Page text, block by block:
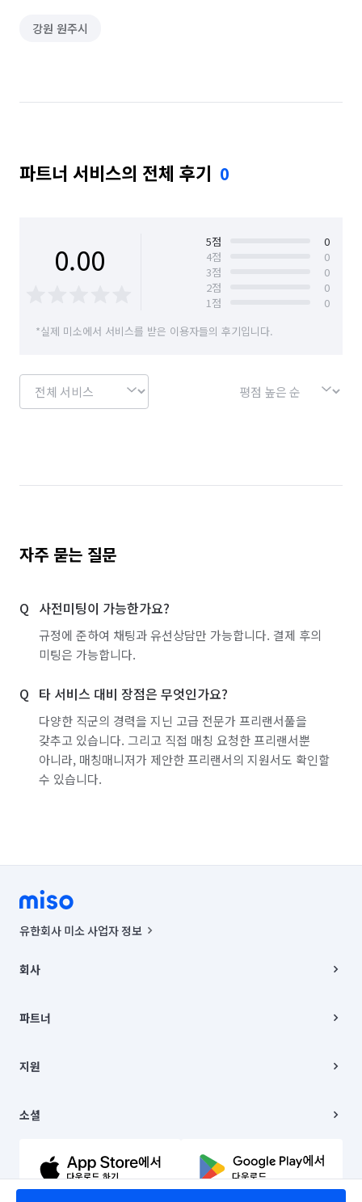
강원 원주시
파트너 서비스의 전체 후기 0
0.00 5점
0
4점
0
3점
0
2점
0
1점
0
*실제 미소에서 서비스를 받은 이용자들의 후기입니다.
자주 묻는 질문
사전미팅이 가능한가요?
규정에 준하여 채팅과 유선상담만 가능합니다. 결제 후의
미팅은 가능합니다.
타 서비스 대비 장점은 무엇인가요?
다양한 직군의 경력을 지닌 고급 전문가 프리랜서풀을
갖추고 있습니다. 그리고 직접 매칭 요청한 프리랜서뿐
아니라, 매칭매니저가 제안한 프리랜서의 지원서도 확인할
수 있습니다.
유한회사 미소 사업자 정보
00019 |
주소 | 본사: 서울특별시 종로구 율곡로 6(중학동, 트윈트리빌딩) B동 5층
컨택센터 : 서울특별시 종로구 수송동 율곡로 24, 7층, 8층 미소
상품, 상품정보, 거래에 관한 의무와 책임은 거래당사자에게 있습니다.
언론 보도 관련 문의:
© 유한회사 미소. Miso, Inc. All Rights Reserved.
회사
채용
파트너
이사
지원
이용약관
문의하기
소셜
유튜브